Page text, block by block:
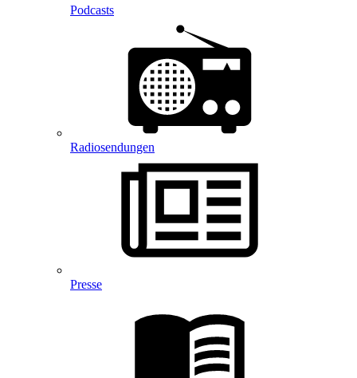
Podcasts
Radiosendungen
Presse